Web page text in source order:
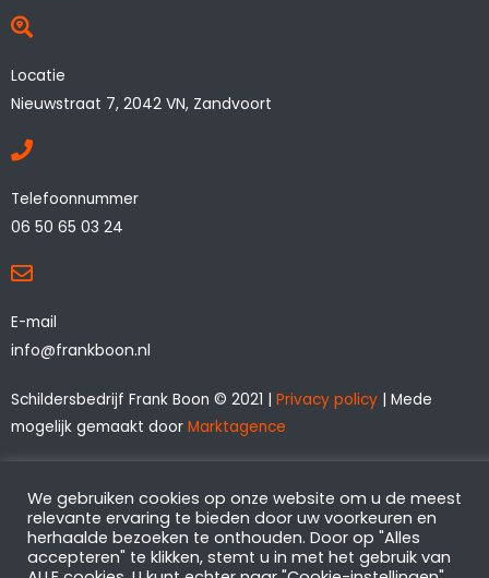
Locatie
Nieuwstraat 7, 2042 VN, Zandvoort
Telefoonnummer
06 50 65 03 24
E-mail
info@frankboon.nl
Schildersbedrijf Frank Boon © 2021 | Privacy policy | Mede
mogelijk gemaakt door Marktagence
We gebruiken cookies op onze website om u de meest
relevante ervaring te bieden door uw voorkeuren en
herhaalde bezoeken te onthouden. Door op "Alles
accepteren" te klikken, stemt u in met het gebruik van